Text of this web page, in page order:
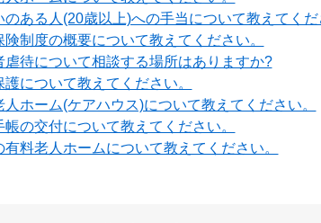
のある人(20歳以上)への手当について教えてくだ
険制度の概要について教えてください。
虐待について相談する場所はありますか?
護について教えてください。
人ホーム(ケアハウス)について教えてください。
帳の交付について教えてください。
有料老人ホームについて教えてください。